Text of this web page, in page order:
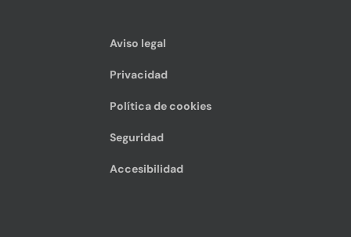
Aviso legal
Privacidad
Política de cookies
Seguridad
Accesibilidad